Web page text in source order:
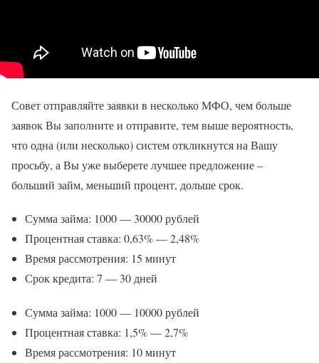
Совет отправляйте заявки в несколько МФО, чем больше
заявок Вы заполните и отправите, тем выше вероятность,
что одна (или несколько) систем откликнутся на Вашу
просьбу, а Вы уже выберете лучшее предложение –
больший займ, меньший процент, дольше срок.
Сумма займа: 1000 — 30000 рублей
Процентная ставка: 0,63% — 2,48%
Время рассмотрения: 15 минут
Срок кредита: 7 — 30 дней
Сумма займа: 1000 — 10000 рублей
Процентная ставка: 1,5% — 2,7%
Время рассмотрения: 10 минут